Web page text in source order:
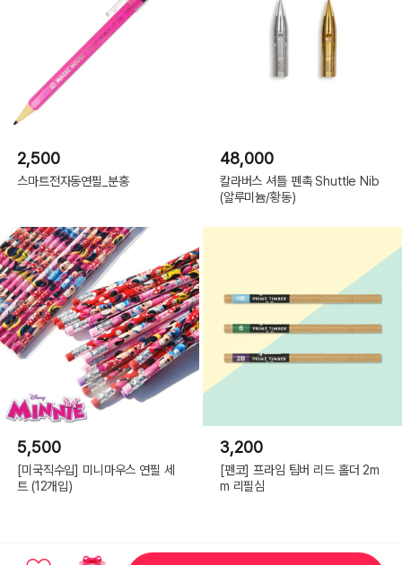
2,500
스마트전자동연필_분홍
48,000
칼라버스 셔틀 펜촉 Shuttle Nib
(알루미늄/황동)
5,500
[미국직수입] 미니마우스 연필 세
트 (12개입)
3,200
[펜코] 프라임 팀버 리드 홀더 2m
m 리필심